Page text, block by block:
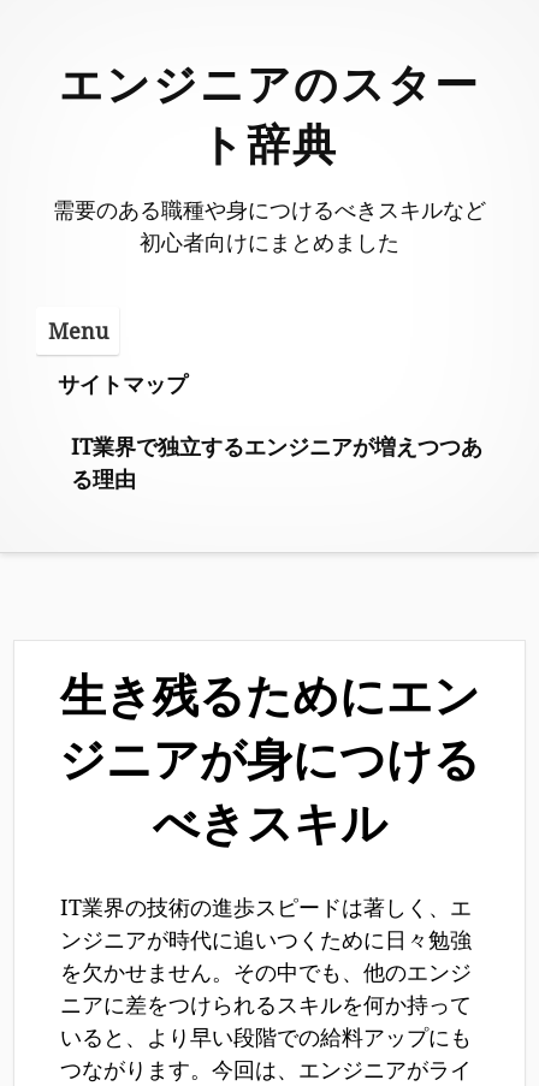
contentエンジニアのスター
ト辞典
需要のある職種や身につけるべきスキルなど
初心者向けにまとめました
Menu
サイトマップ
IT業界で独立するエンジニアが増えつつあ
る理由
生き残るためにエン
ジニアが身につける
べきスキル
IT業界の技術の進歩スピードは著しく、エ
ンジニアが時代に追いつくために日々勉強
を欠かせません。その中でも、他のエンジ
ニアに差をつけられるスキルを何か持って
いると、より早い段階での給料アップにも
つながります。今回は、エンジニアがライ